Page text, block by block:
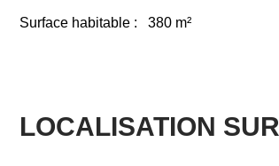
Surface habitable : 380 m²
LOCALISATION